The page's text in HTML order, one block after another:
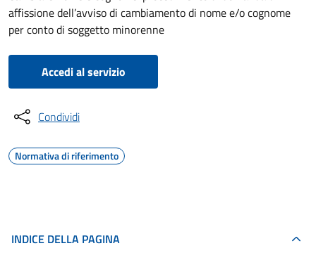
affissione dell’avviso di cambiamento di nome e/o cognome
per conto di soggetto minorenne
Accedi al servizio
Condividi
Normativa di riferimento
INDICE DELLA PAGINA